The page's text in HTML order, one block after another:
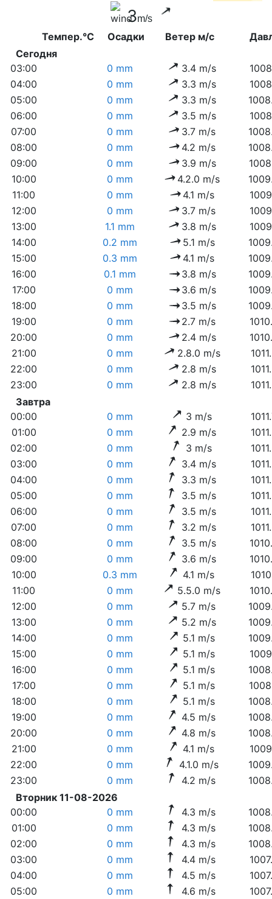
3m/s
Темпер.°C Осадки Ветер м/с
Сегодня
03:00
0 mm 3.4 m/s
04:00
0 mm 3.3 m/s
05:00
0 mm 3.3 m/s
06:00
0 mm 3.5 m/s
07:00
0 mm 3.7 m/s
08:00
0 mm 4.2 m/s
09:00
0 mm 3.9 m/s
10:00
0 mm 4.2.0 m/s
11:00
0 mm 4.1 m/s
12:00
0 mm 3.7 m/s
13:00
1.1 mm 3.8 m/s
14:00
0.2 mm 5.1 m/s
15:00
0.3 mm 4.1 m/s
16:00
0.1 mm 3.8 m/s
17:00
0 mm 3.6 m/s
18:00
0 mm 3.5 m/s
19:00
0 mm 2.7 m/s
20:00
0 mm 2.4 m/s
21:00
0 mm 2.8.0 m/s
22:00
0 mm 2.8 m/s
23:00
0 mm 2.8 m/s
Завтра
00:00
0 mm 3 m/s
01:00
0 mm 2.9 m/s
02:00
0 mm 3 m/s
03:00
0 mm 3.4 m/s
04:00
0 mm 3.3 m/s
05:00
0 mm 3.5 m/s
06:00
0 mm 3.5 m/s
07:00
0 mm 3.2 m/s
08:00
0 mm 3.5 m/s
09:00
0 mm 3.6 m/s
10:00
0.3 mm 4.1 m/s
11:00
0 mm 5.5.0 m/s
12:00
0 mm 5.7 m/s
13:00
0 mm 5.2 m/s
14:00
0 mm 5.1 m/s
15:00
0 mm 5.1 m/s
16:00
0 mm 5.1 m/s
17:00
0 mm 5.1 m/s
18:00
0 mm 5.1 m/s
19:00
0 mm 4.5 m/s
20:00
0 mm 4.8 m/s
21:00
0 mm 4.1 m/s
22:00
0 mm 4.1.0 m/s
23:00
0 mm 4.2 m/s
Вторник 11-08-2026
00:00
0 mm 4.3 m/s
01:00
0 mm 4.3 m/s
02:00
0 mm 4.3 m/s
03:00
0 mm 4.4 m/s
04:00
0 mm 4.5 m/s
05:00
0 mm 4.6 m/s